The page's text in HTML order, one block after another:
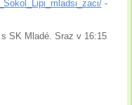
-
SK Mladé. Sraz v 16:15